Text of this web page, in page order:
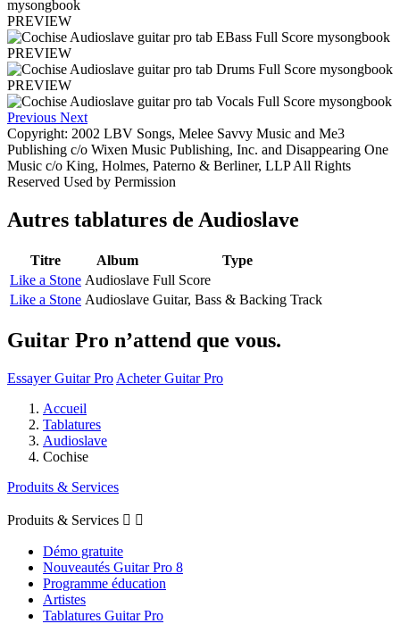
PREVIEW
PREVIEW
PREVIEW
Previous Next
Copyright: 2002 LBV Songs, Melee Savvy Music and Me3
Publishing c/o Wixen Music Publishing, Inc. and Disappearing One
Music c/o King, Holmes, Paterno & Berliner, LLP All Rights
Reserved Used by Permission
Autres tablatures de Audioslave
Titre Album
Type
Like a Stone Audioslave Full Score
Like a Stone Audioslave Guitar, Bass & Backing Track
Guitar Pro n’attend que vous.
Essayer Guitar Pro Acheter Guitar Pro
Accueil
Tablatures
Audioslave
Cochise
Produits & Services
Produits & Services  
Démo gratuite
Nouveautés Guitar Pro 8
Programme éducation
Artistes
Tablatures Guitar Pro